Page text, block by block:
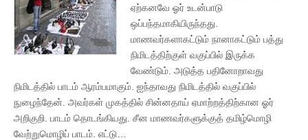
ஏற்கனவே ஓர் உடன்பாடு
ஒப்பந்தமாகியிருந்தது.
மாணவர்களாகட்டும் நானாகட்டும் பத்து
நிமிடத்திற்குள் வகுப்பில் இருக்க
வேண்டும். அடுத்த பதினோறாவது
நிமிடத்தில் பாடம் ஆரம்பமாகும். ஐந்தாவது நிமிடத்தில் வகுப்பில்
நுழைந்தேன். அவர்கள் முகத்தில் சின்னதாய் ஏமாற்றத்திற்கான ஓர்
அறிகுறி. பாடம் தொடங்கியது. சீன மாணவர்களுக்குத் தமிழ்மொழி
வேற்றுமொழிப் பாடம். எட்டு…